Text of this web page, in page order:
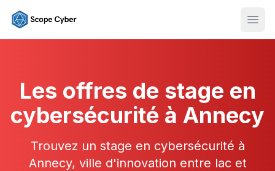
Les offres de stage en
cybersécurité à Annecy
Trouvez un stage en cybersécurité à
Annecy, ville d'innovation entre lac et